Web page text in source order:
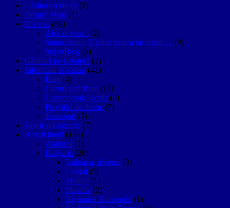
Călători-scriitori (3)
Despre Mine (1)
Diverse (69)
Aici aș vrea ! (2)
Statui, statui, E plină lumea de statui…. (9)
SuperBlog (8)
Gânduri pe tastatură (2)
Informatii si sfaturi (42)
Bani (4)
Cazari verificate (17)
Gastronomie locala (6)
Pregătiri de drum. (7)
Transport (7)
Istorii si Legende (7)
Restul lumii (138)
Andorra (1)
Bulgaria (20)
Bulgaria, diverse (3)
Litoral (5)
Melnik (1)
Plovdiv (2)
Regiunea Kiustendil (1)